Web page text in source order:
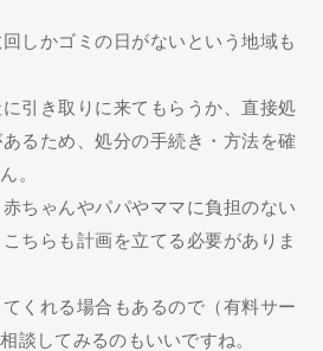
しかゴミの日がないという地域も
引き取りに来てもらうか、直接処
るため、処分の手続き・方法を確
。
ちゃんやパパやママに負担のない
ちらも計画を立てる必要がありま
くれる場合もあるので（有料サー
談してみるのもいいですね。